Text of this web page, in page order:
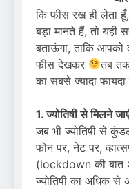
कि फीस रख ही लेता हूँ,
बड़ा मानते हैं, तो यही
बताऊंगा, ताकि आपको
फीस देखकर
तब तक
का सबसे ज्यादा
1. ज्योतिषी से मिलने
जब भी ज्योतिषी से
फोन पर, नेट पर,
(lockdown की बात
ज्योतिषी का अधिक से